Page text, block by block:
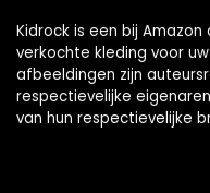
Kidrock is een bij
verkochte kleding voor
afbeeldingen zijn
respectievelijke
van hun respectievelijke